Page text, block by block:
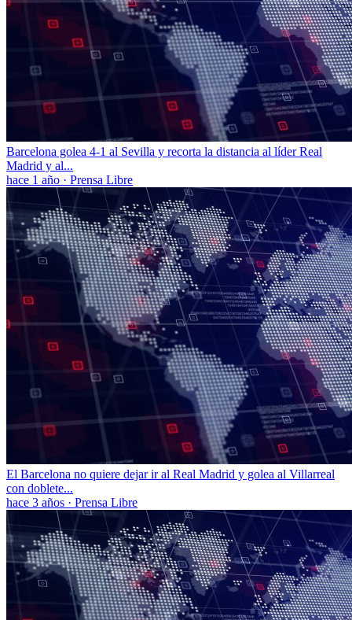
Barcelona golea 4-1 al Sevilla y recorta la distancia al líder Real
Madrid y al...
hace 1 año · Prensa Libre
El Barcelona no quiere dejar ir al Real Madrid y golea al Villarreal
con doblete...
hace 3 años · Prensa Libre